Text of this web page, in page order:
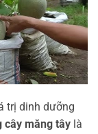
trị dinh dưỡng
cây măng tây là